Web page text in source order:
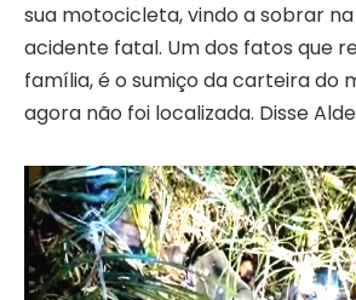
sua motocicleta, vindo a sobrar
acidente fatal. Um dos fatos que
família, é o sumiço da carteira do
agora não foi localizada. Disse